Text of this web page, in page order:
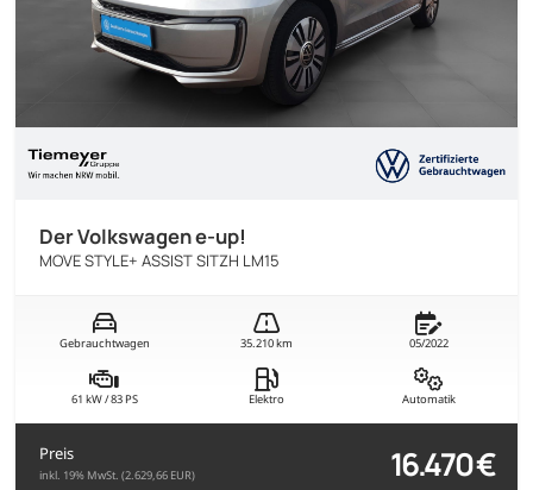
Der Volkswagen e-up!
MOVE STYLE+ ASSIST SITZH LM15
Gebrauchtwagen 35.210 km 05/2022
61 kW / 83 PS Elektro Automatik
Preis
inkl. 19% MwSt. (2.629,66 EUR) 16.470 €